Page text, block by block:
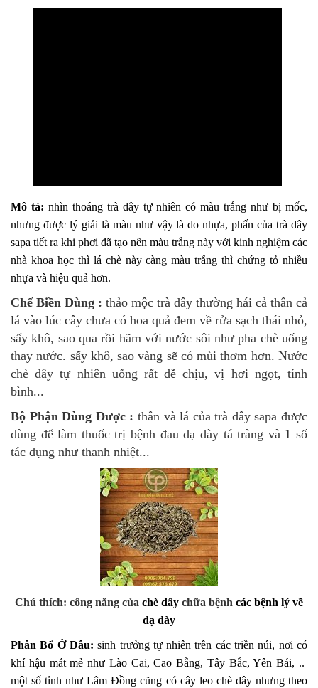
Mô tả: nhìn thoáng trà dây tự nhiên có màu trắng như bị mốc,
nhưng được lý giải là màu như vậy là do nhựa, phấn của trà dây
sapa tiết ra khi phơi đã tạo nên màu trắng này với kinh nghiệm các
nhà khoa học thì lá chè này càng màu trắng thì chứng tỏ nhiều
nhựa và hiệu quả hơn.
Chế Biền Dùng : thảo mộc trà dây thường hái cả thân cả
lá vào lúc cây chưa có hoa quả đem về rửa sạch thái nhỏ,
sấy khô, sao qua rồi hãm với nước sôi như pha chè uống
thay nước. sấy khô, sao vàng sẽ có mùi thơm hơn. Nước
chè dây tự nhiên uống rất dễ chịu, vị hơi ngọt, tính
bình...
Bộ Phận Dùng Được : thân và lá của trà dây sapa được
dùng để làm thuốctrị bệnh đau dạ dày tá tràng và 1 số
tác dụng như thanh nhiệt...
Chú thích: công năng của chè dây chữa bệnh các bệnh lý về
dạ dày
Phân Bổ Ở Dâu:sinh trưởng tự nhiên trên các triền núi, nơi có
khí hậu mát mẻ như Lào Cai, Cao Bằng, Tây Bắc, Yên Bái, ..
một số tỉnh như Lâm Đồng cũng có cây leo chè dây nhưng theo